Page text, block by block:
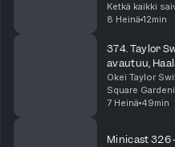
Ketkä kaikki
miten
8 Heinä 12min
374. Taylor
avautuu,
Okei Taylor
Square
ihmisen
7 Heinä 49min
Minicast 326